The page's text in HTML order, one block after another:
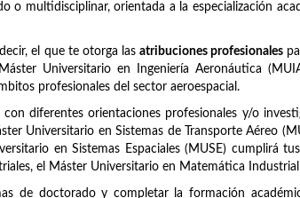
o multidisciplinar, orientada a la especialización
el que te otorga las atribuciones profesionales
Universitario en Ingeniería Aeronáutica
profesionales del sector aeroespacial.
diferentes orientaciones profesionales y/o
Universitario en Sistemas de Transporte Aéreo
en Sistemas Espaciales (MUSE) cumplirá
el Máster Universitario en Matemática
de doctorado y completar la formación